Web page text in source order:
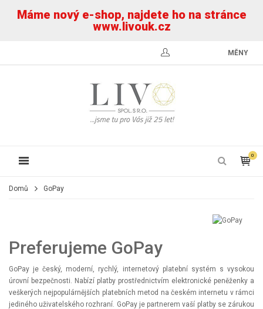
Máme nový e-shop, najdete ho na stránce
www.livouk.cz
MĚNY
0
Domů GoPay
Preferujeme GoPay
GoPay je český, moderní, rychlý, internetový platební systém s vysokou
úrovní bezpečnosti. Nabízí platby prostřednictvím elektronické peněženky a
veškerých nejpopulárnějších platebních metod na českém internetu v rámci
jediného uživatelského rozhraní. GoPay je partnerem vaší platby se zárukou